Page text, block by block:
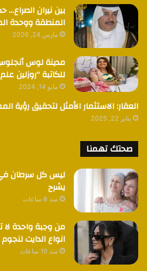
بين نيران
المنطقة ووحدة
مارس 24, 2026
للكاتبة “روزلين
مايو 14, 2024
العقار: الاستثمار الأمثل لتحقيق رؤية
يناير 22, 2025
صحتك تهمنا
ليس كل سرطان في
يشرح
منذ 8 ساعات
من وجبة واحدة لا
انواع الدايت
منذ 10 ساعات